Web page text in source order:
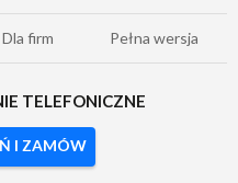
Dla firm Pełna wersja
TELEFONICZNE
I ZAMÓW